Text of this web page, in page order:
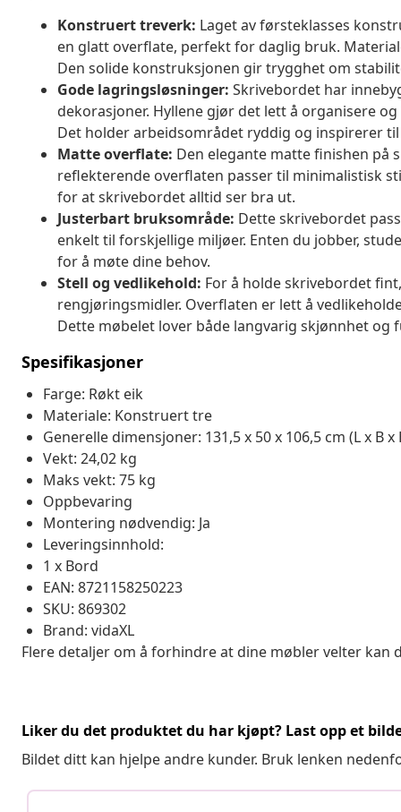
Konstruert treverk: Laget av førsteklasses
en glatt overflate, perfekt for daglig bruk.
Den solide konstruksjonen gir trygghet om
Gode lagringsløsninger: Skrivebordet har
dekorasjoner. Hyllene gjør det lett å organisere
Det holder arbeidsområdet ryddig og inspirerer
Matte overflate: Den elegante matte finishen på
reflekterende overflaten passer til minimalistisk
for at skrivebordet alltid ser bra ut.
Justerbart bruksområde: Dette skrivebordet
enkelt til forskjellige miljøer. Enten du jobber,
for å møte dine behov.
Stell og vedlikehold: For å holde skrivebordet
rengjøringsmidler. Overflaten er lett å
Dette møbelet lover både langvarig skjønnhet og
Spesifikasjoner
Farge: Røkt eik
Materiale: Konstruert tre
Generelle dimensjoner: 131,5 x 50 x 106,5 cm (L x B x
Vekt: 24,02 kg
Maks vekt: 75 kg
Oppbevaring
Montering nødvendig: Ja
Leveringsinnhold:
1 x Bord
EAN: 8721158250223
SKU: 869302
Brand: vidaXL
Flere detaljer om å forhindre at dine møbler velter kan
Liker du det produktet du har kjøpt? Last opp et
Bildet ditt kan hjelpe andre kunder. Bruk lenken